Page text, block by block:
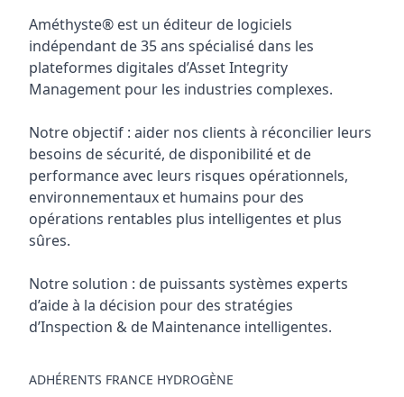
Améthyste® est un éditeur de logiciels
indépendant de 35 ans spécialisé dans les
plateformes digitales d’Asset Integrity
Management pour les industries complexes.
Notre objectif : aider nos clients à réconcilier leurs
besoins de sécurité, de disponibilité et de
performance avec leurs risques opérationnels,
environnementaux et humains pour des
opérations rentables plus intelligentes et plus
sûres.
Notre solution : de puissants systèmes experts
d’aide à la décision pour des stratégies
d’Inspection & de Maintenance intelligentes.
ADHÉRENTS FRANCE HYDROGÈNE